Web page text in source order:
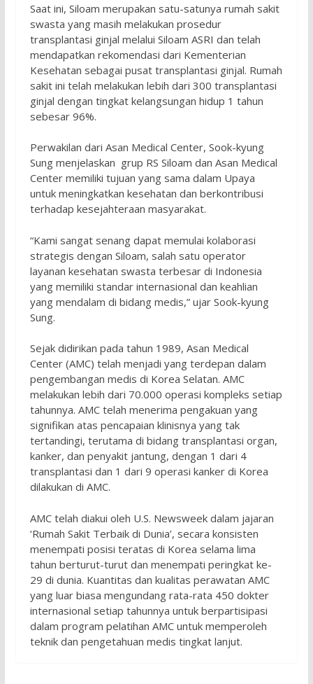
Saat ini, Siloam merupakan satu-satunya rumah sakit
swasta yang masih melakukan prosedur
transplantasi ginjal melalui Siloam ASRI dan telah
mendapatkan rekomendasi dari Kementerian
Kesehatan sebagai pusat transplantasi ginjal. Rumah
sakit ini telah melakukan lebih dari 300 transplantasi
ginjal dengan tingkat kelangsungan hidup 1 tahun
sebesar 96%.
Perwakilan dari Asan Medical Center, Sook-kyung
Sung menjelaskan grup RS Siloam dan Asan Medical
Center memiliki tujuan yang sama dalam Upaya
untuk meningkatkan kesehatan dan berkontribusi
terhadap kesejahteraan masyarakat.
“Kami sangat senang dapat memulai kolaborasi
strategis dengan Siloam, salah satu operator
layanan kesehatan swasta terbesar di Indonesia
yang memiliki standar internasional dan keahlian
yang mendalam di bidang medis,” ujar Sook-kyung
Sung.
Sejak didirikan pada tahun 1989, Asan Medical
Center (AMC) telah menjadi yang terdepan dalam
pengembangan medis di Korea Selatan. AMC
melakukan lebih dari 70.000 operasi kompleks setiap
tahunnya. AMC telah menerima pengakuan yang
signifikan atas pencapaian klinisnya yang tak
tertandingi, terutama di bidang transplantasi organ,
kanker, dan penyakit jantung, dengan 1 dari 4
transplantasi dan 1 dari 9 operasi kanker di Korea
dilakukan di AMC.
AMC telah diakui oleh U.S. Newsweek dalam jajaran
‘Rumah Sakit Terbaik di Dunia’, secara konsisten
menempati posisi teratas di Korea selama lima
tahun berturut-turut dan menempati peringkat ke-
29 di dunia. Kuantitas dan kualitas perawatan AMC
yang luar biasa mengundang rata-rata 450 dokter
internasional setiap tahunnya untuk berpartisipasi
dalam program pelatihan AMC untuk memperoleh
teknik dan pengetahuan medis tingkat lanjut.